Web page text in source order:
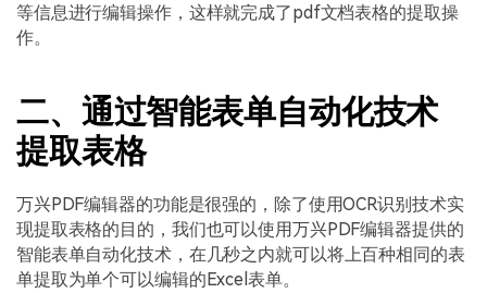
等信息进行编辑操作，这样就完成了pdf文档表格的提取操
作。
二、通过智能表单自动化技术
提取表格
万兴PDF编辑器的功能是很强的，除了使用OCR识别技术实
现提取表格的目的，我们也可以使用万兴PDF编辑器提供的
智能表单自动化技术，在几秒之内就可以将上百种相同的表
单提取为单个可以编辑的Excel表单。